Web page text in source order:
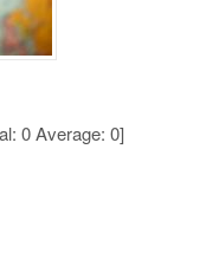
0Average: 0]